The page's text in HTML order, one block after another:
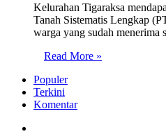
Kelurahan Tigaraksa
Tanah Sistematis Lengkap
warga yang sudah
Read More »
Populer
Terkini
Komentar